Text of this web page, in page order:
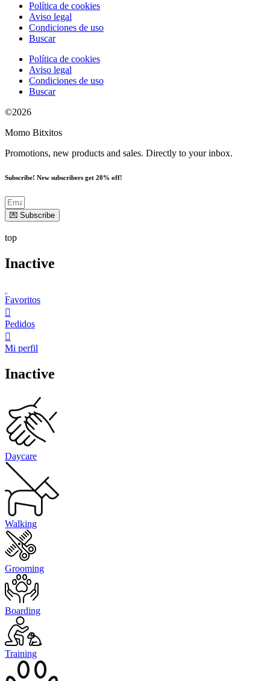
Política de cookies
Aviso legal
Condiciones de uso
Buscar
Política de cookies
Aviso legal
Condiciones de uso
Buscar
©2026
Momo Bitxitos
Promotions, new products and sales. Directly to your inbox.
Subscribe! New subscribers get 20% off!
💌 Subscribe
top
Inactive
Favoritos
Pedidos
Mi perfil
Inactive
Daycare
Walking
Grooming
Boarding
Training